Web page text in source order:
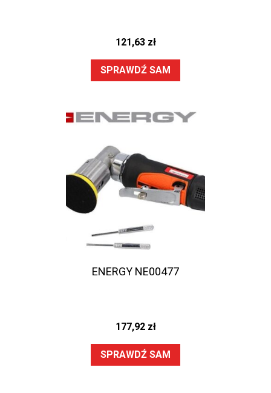
121,63 zł
SPRAWDŹ SAM
ENERGY NE00477
177,92 zł
SPRAWDŹ SAM